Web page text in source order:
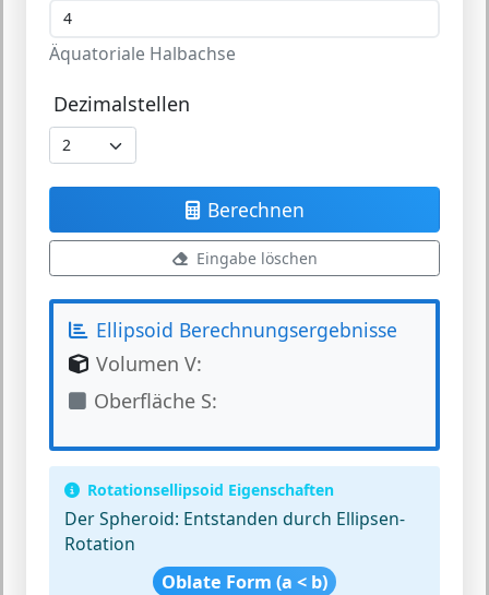
Äquatoriale Halbachse
Dezimalstellen
Berechnen
Eingabe löschen
Ellipsoid Berechnungsergebnisse
Volumen V:
Oberfläche S:
Rotationsellipsoid Eigenschaften
Der Spheroid: Entstanden durch Ellipsen-
Rotation
Oblate Form (a < b)